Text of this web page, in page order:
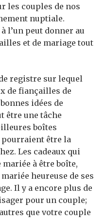
les couples de nos
nuptiale.
l’un peut donner au
et de mariage tout
registre sur lequel
de fiançailles de
idées de
être une tâche
boîtes
pourraient être la
Les cadeaux qui
à être boîte,
heureuse de ses
Il y a encore plus de
pour un couple;
que votre couple